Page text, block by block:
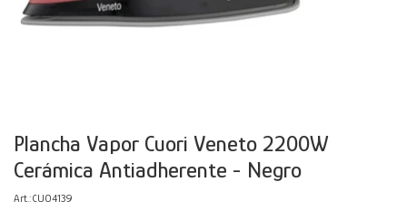
Plancha Vapor Cuori Veneto 2200W
Cerámica Antiadherente - Negro
CUO4139
Acolchados y Frazadas